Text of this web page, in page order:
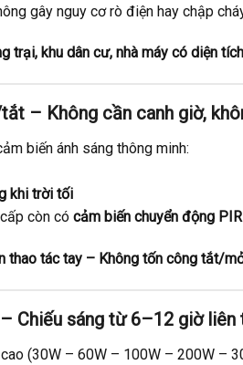
gây nguy cơ rò điện hay chập
trại, khu dân cư, nhà máy có diện
– Không cần canh giờ,
biến ánh sáng thông minh:
khi trời tối
còn có cảm biến chuyển động PIR
thao tác tay – Không tốn công tắt/
Chiếu sáng từ 6–12 giờ liên
(30W – 60W – 100W – 200W –